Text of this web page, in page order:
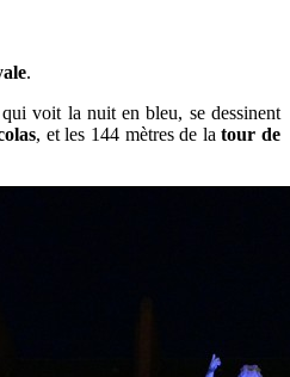
.
voit la nuit en bleu, se dessinent
, et les 144 mètres de latour de